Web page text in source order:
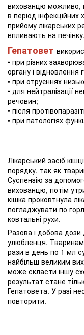
вихованцю можливо,
в період
прийому лікарських
впливають на печінку.
Гепатовет
• при різних
органу і відновлення
• при отруєннях
• для нейтралізації
речовин;
• після
• при патологіях
Лікарський засіб
порядку, так як
Суспензію за
вихованцю, потім
кішка проковтнула
погладжувати по
ковтальні рухи.
Разова і добова дози
улюбленця.
рази в день по 1 мл
найбільш великим
може скласти іншу
результат стане
Гепатовета. У разі
повторити.